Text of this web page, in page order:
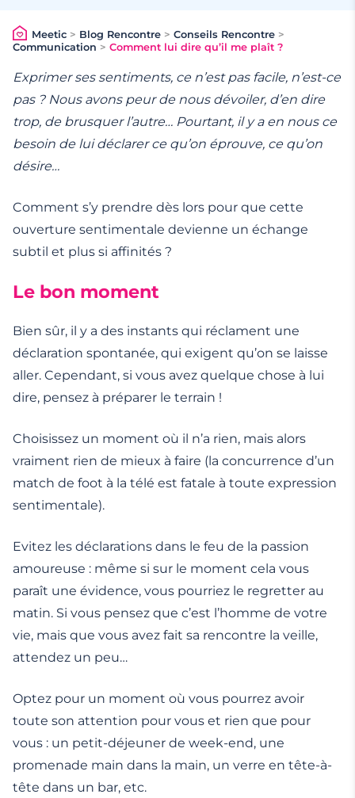
Meetic> Blog Rencontre > Conseils Rencontre >
Communication > Comment lui dire qu’il me plaît ?
Exprimer ses sentiments, ce n’est pas facile, n’est-ce
pas ? Nous avons peur de nous dévoiler, d’en dire
trop, de brusquer l’autre… Pourtant, il y a en nous ce
besoin de lui déclarer ce qu’on éprouve, ce qu’on
désire…
Comment s’y prendre dès lors pour que cette
ouverture sentimentale devienne un échange
subtil et plus si affinités ?
Le bon moment
Bien sûr, il y a des instants qui réclament une
déclaration spontanée, qui exigent qu’on se laisse
aller. Cependant, si vous avez quelque chose à lui
dire, pensez à préparer le terrain !
Choisissez un moment où il n’a rien, mais alors
vraiment rien de mieux à faire (la concurrence d’un
match de foot à la télé est fatale à toute expression
sentimentale).
Evitez les déclarations dans le feu de la passion
amoureuse : même si sur le moment cela vous
paraît une évidence, vous pourriez le regretter au
matin. Si vous pensez que c’est l’homme de votre
vie, mais que vous avez fait sa rencontre la veille,
attendez un peu…
Optez pour un moment où vous pourrez avoir
toute son attention pour vous et rien que pour
vous : un petit-déjeuner de week-end, une
promenade main dans la main, un verre en tête-à-
tête dans un bar, etc.